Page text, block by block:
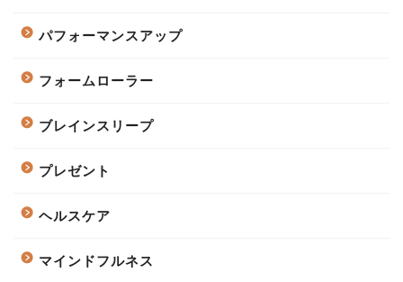
パフォーマンスアップ
フォームローラー
ブレインスリープ
プレゼント
ヘルスケア
マインドフルネス